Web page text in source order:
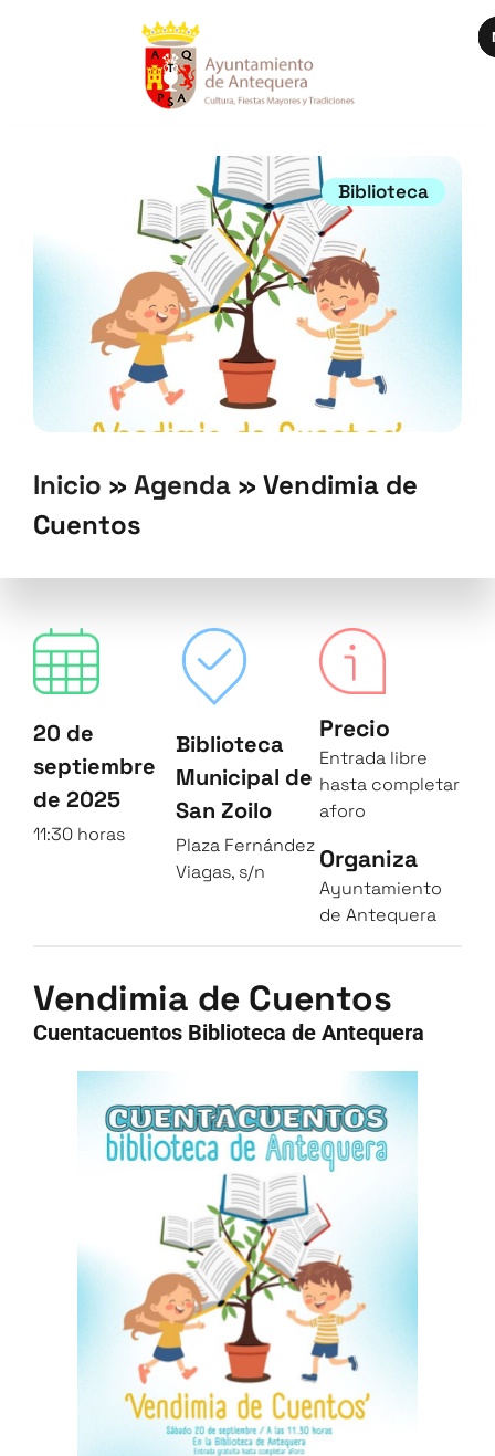
Biblioteca
Inicio » Agenda » Vendimia de
Cuentos
20 de
septiembre
de 2025
11:30 horas
Biblioteca
Municipal de
San Zoilo
Plaza Fernández
Viagas, s/n
Precio
Entrada libre
hasta completar
aforo
Organiza
Ayuntamiento
de Antequera
Vendimia de Cuentos
Cuentacuentos Biblioteca de Antequera